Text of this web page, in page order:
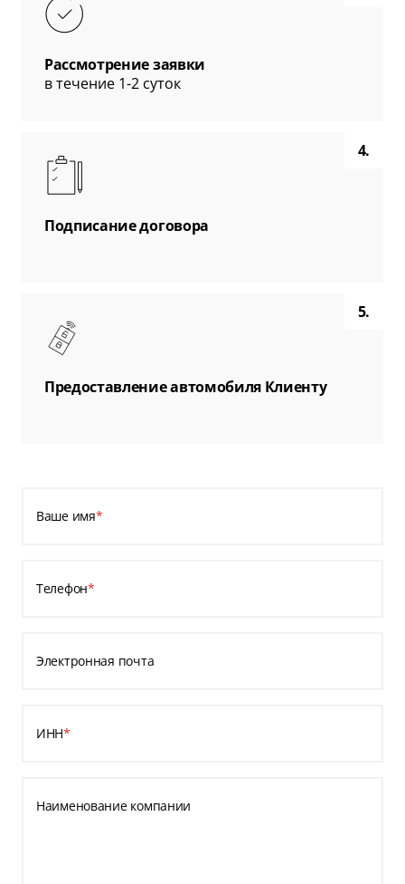
Рассмотрение заявки
в течение 1-2 суток
4.
Подписание договора
5.
Предоставление автомобиля Клиенту
Ваше имя*
Телефон*
Электронная почта
ИНН*
Наименование компании